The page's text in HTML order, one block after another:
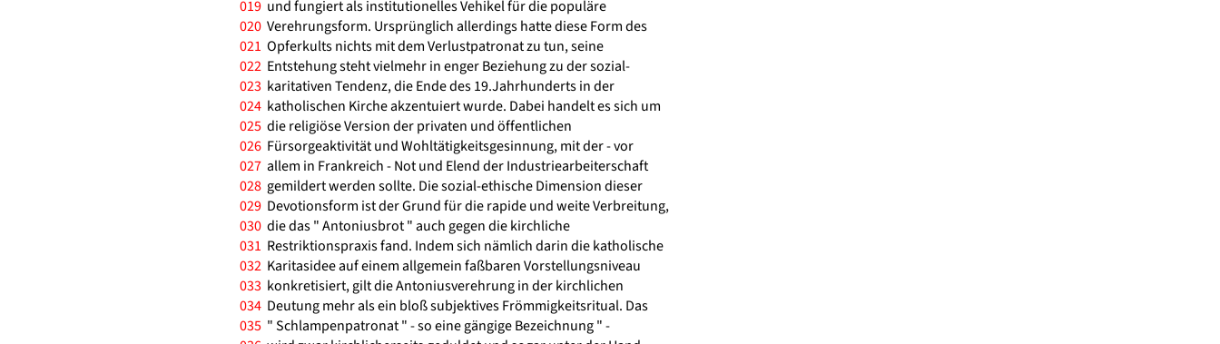
019 und fungiert als institutionelles Vehikel für die populäre
020 Verehrungsform. Ursprünglich allerdings hatte diese Form des
021 Opferkults nichts mit dem Verlustpatronat zu tun, seine
022 Entstehung steht vielmehr in enger Beziehung zu der sozial-
023 karitativen Tendenz, die Ende des 19.Jahrhunderts in der
024 katholischen Kirche akzentuiert wurde. Dabei handelt es sich um
025 die religiöse Version der privaten und öffentlichen
026 Fürsorgeaktivität und Wohltätigkeitsgesinnung, mit der - vor
027 allem in Frankreich - Not und Elend der Industriearbeiterschaft
028 gemildert werden sollte. Die sozial-ethische Dimension dieser
029 Devotionsform ist der Grund für die rapide und weite Verbreitung,
030 die das " Antoniusbrot " auch gegen die kirchliche
031 Restriktionspraxis fand. Indem sich nämlich darin die katholische
032 Karitasidee auf einem allgemein faßbaren Vorstellungsniveau
033 konkretisiert, gilt die Antoniusverehrung in der kirchlichen
034 Deutung mehr als ein bloß subjektives Frömmigkeitsritual. Das
035 " Schlampenpatronat " - so eine gängige Bezeichnung " -